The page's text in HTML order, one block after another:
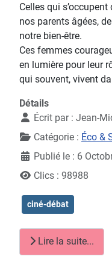
Celles qui
nos parents âgées,
notre bien-être.
Ces femmes
en lumière pour leur
qui souvent, vivent
Détails
Écrit par : Jean-
Catégorie : Éco &
Publié le : 6
Clics : 98988
ciné-débat
Lire la suite...